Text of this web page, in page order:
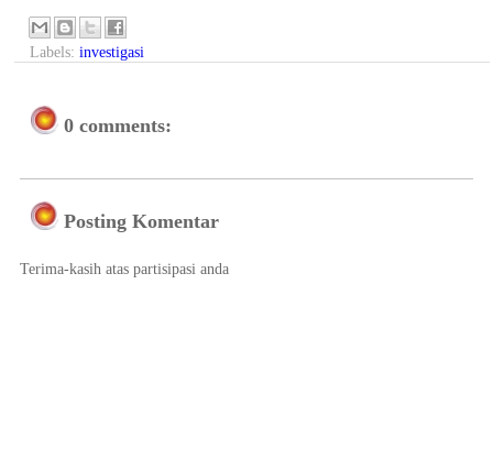
Labels: investigasi
0 comments:
Posting Komentar
Terima-kasih atas partisipasi anda